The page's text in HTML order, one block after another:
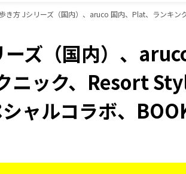
き方 Jシリーズ（国内）、aruco 国内、Plat、ランキン
ズ（国内）、
ニック、Resort
ャルコラボ、